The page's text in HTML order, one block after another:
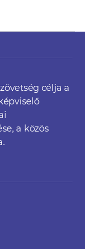
célja a
a közös